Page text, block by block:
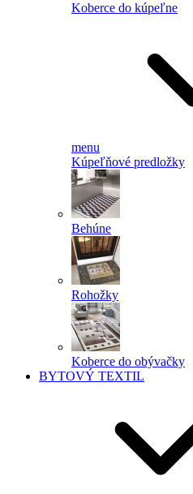
Koberce do kúpeľne
menu
Kúpeľňové predložky
Behúne
Rohožky
Koberce do obývačky
BYTOVÝ TEXTIL